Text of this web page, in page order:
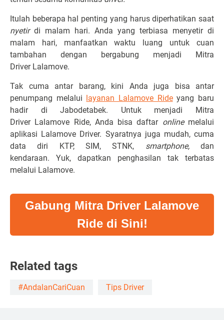
Itulah beberapa hal penting yang harus diperhatikan saat
nyetir di malam hari. Anda yang terbiasa menyetir di
malam hari, manfaatkan waktu luang untuk cuan
tambahan dengan bergabung menjadi Mitra
Driver Lalamove.
Tak cuma antar barang, kini Anda juga bisa antar
penumpang melalui layanan Lalamove Rideyang baru
hadir di Jabodetabek. Untuk menjadi Mitra
Driver Lalamove Ride, Anda bisa daftar online melalui
aplikasi Lalamove Driver. Syaratnya juga mudah, cuma
data diri KTP, SIM, STNK, smartphone,dan
kendaraan. Yuk, dapatkan penghasilan tak terbatas
melalui Lalamove.
Gabung Mitra Driver Lalamove
Ride di Sini!
Related tags
#AndalanCariCuan Tips Driver